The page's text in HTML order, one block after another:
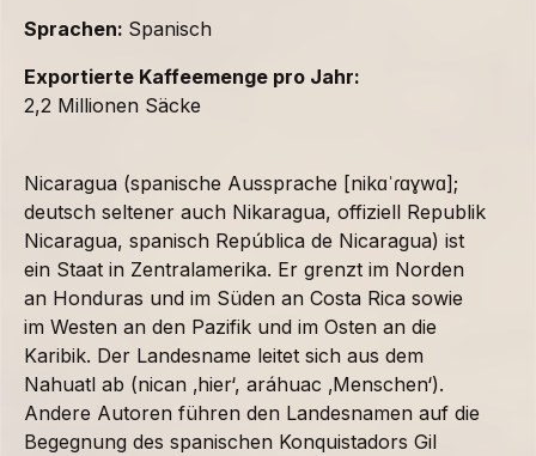
Sprachen: Spanisch
Exportierte Kaffeemenge pro Jahr:
2,2 Millionen Säcke
Nicaragua (spanische Aussprache [nikɑˈɾɑɣwɑ];
deutsch seltener auch Nikaragua, offiziell Republik
Nicaragua, spanisch República de Nicaragua) ist
ein Staat in Zentralamerika. Er grenzt im Norden
an Honduras und im Süden an Costa Rica sowie
im Westen an den Pazifik und im Osten an die
Karibik. Der Landesname leitet sich aus dem
Nahuatl ab (nican ‚hier‘, aráhuac ‚Menschen‘).
Andere Autoren führen den Landesnamen auf die
Begegnung des spanischen Konquistadors Gil